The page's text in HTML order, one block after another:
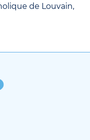
de Louvain,